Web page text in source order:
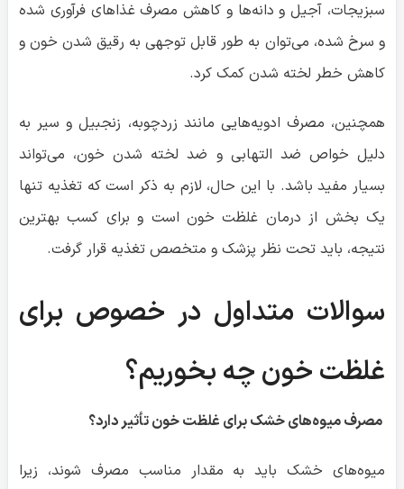
بسیار مفید باشد. با این حال، لازم به ذکر است که تغذیه تنها
یک بخش از درمان غلظت خون است و برای کسب بهترین
نتیجه، باید تحت نظر پزشک و متخصص تغذیه قرار گرفت.
سوالات متداول در خصوص برای
غلظت خون چه بخوریم؟
مصرف میوه‌های خشک برای غلظت خون تأثیر دارد؟
میوه‌های خشک باید به مقدار مناسب مصرف شوند، زیرا
می‌توانند قند بالایی داشته باشند.
آیا مصرف آب کافی به کاهش غلظت خون کمک می‌کند؟
بله، مصرف آب کافی می‌تواند به رقیق شدن خون کمک کند.
مصرف سبزیجات برگ سبز به کاهش غلظت خون کمک می‌کند؟